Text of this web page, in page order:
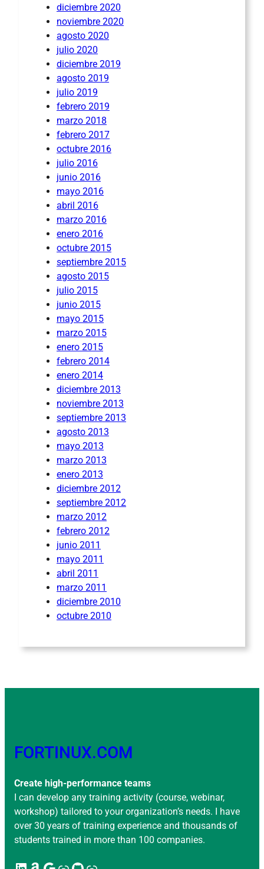
diciembre 2020
noviembre 2020
agosto 2020
julio 2020
diciembre 2019
agosto 2019
julio 2019
febrero 2019
marzo 2018
febrero 2017
octubre 2016
julio 2016
junio 2016
mayo 2016
abril 2016
marzo 2016
enero 2016
octubre 2015
septiembre 2015
agosto 2015
julio 2015
junio 2015
mayo 2015
marzo 2015
enero 2015
febrero 2014
enero 2014
diciembre 2013
noviembre 2013
septiembre 2013
agosto 2013
mayo 2013
marzo 2013
enero 2013
diciembre 2012
septiembre 2012
marzo 2012
febrero 2012
junio 2011
mayo 2011
abril 2011
marzo 2011
diciembre 2010
octubre 2010
FORTINUX.COM
Create high-performance teams
I can develop any training activity (course, webinar,
workshop) tailored to your organization’s needs. I have
over 30 years of training experience and thousands of
students trained in more than 100 companies.